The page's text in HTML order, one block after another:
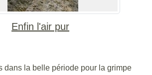
Enfin l'air pur
dans la belle période pour la grimpe